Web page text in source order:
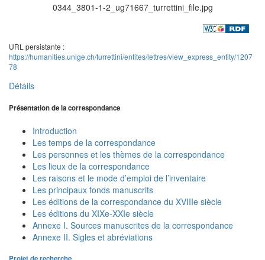
0344_3801-1-2_ug71667_turrettini_file.jpg
URL persistante :
https://humanities.unige.ch/turrettini/entites/lettres/view_express_entity/1207
78
Détails
Présentation de la correspondance
Introduction
Les temps de la correspondance
Les personnes et les thèmes de la correspondance
Les lieux de la correspondance
Les raisons et le mode d’emploi de l’inventaire
Les principaux fonds manuscrits
Les éditions de la correspondance du XVIIIe siècle
Les éditions du XIXe-XXIe siècle
Annexe I. Sources manuscrites de la correspondance
Annexe II. Sigles et abréviations